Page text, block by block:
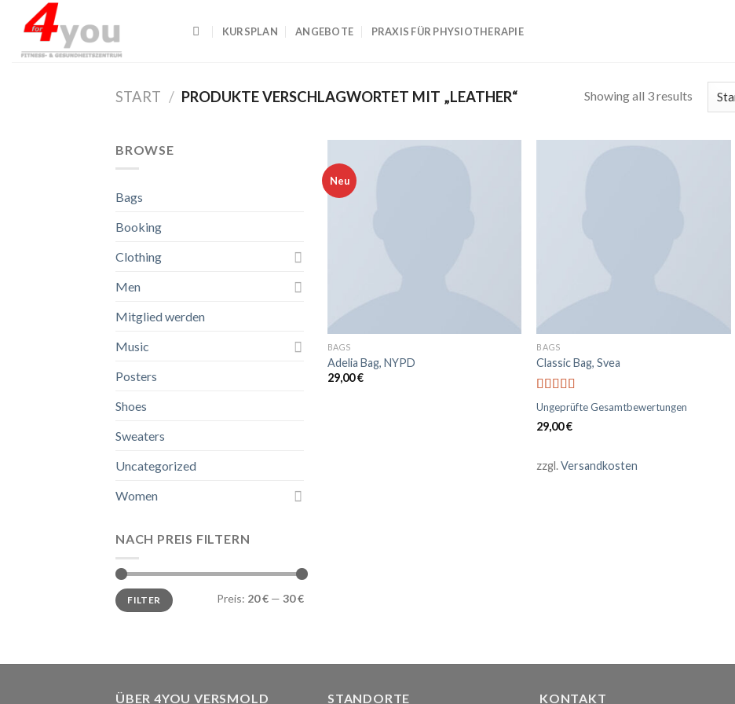
content
KURSPLAN ANGEBOTE PRAXIS FÜR PHYSIOTHERAPIE
START / PRODUKTE VERSCHLAGWORTET MIT „LEATHER“ Showing all 3 results
BROWSE
Bags
Booking
Clothing
Men
Mitglied werden
Music
Posters
Shoes
Sweaters
Uncategorized
Women
NACH PREIS FILTERN
Min.
Preis
Max.
PreisFILTER Preis: 20 € — 30 €
Neu
BAGS
Adelia Bag, NYPD
29,00€
BAGS
Classic Bag, Svea
Bewertet
mit3.50
von 5
Ungeprüfte Gesamtbewertungen
29,00€
zzgl.Versandkosten
ÜBER 4YOU VERSMOLD STANDORTE KONTAKT